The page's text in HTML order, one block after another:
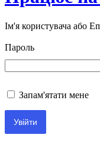
Ім'я користувача або
Пароль
Запам'ятати мене